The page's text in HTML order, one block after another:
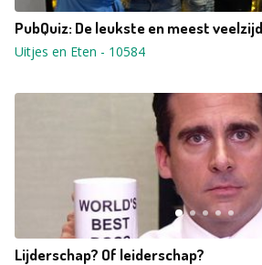
PubQuiz: De leukste en meest
Uitjes en Eten - 10584
Lijderschap? Of leiderschap?